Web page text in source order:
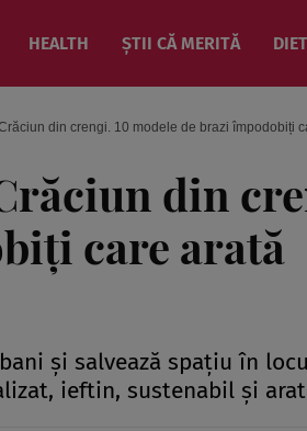
HEALTH ȘTII CĂ MERITĂ
din crengi. 10 modele de brazi împodobiți
din
care arată
și salvează spațiu în
ieftin, sustenabil și